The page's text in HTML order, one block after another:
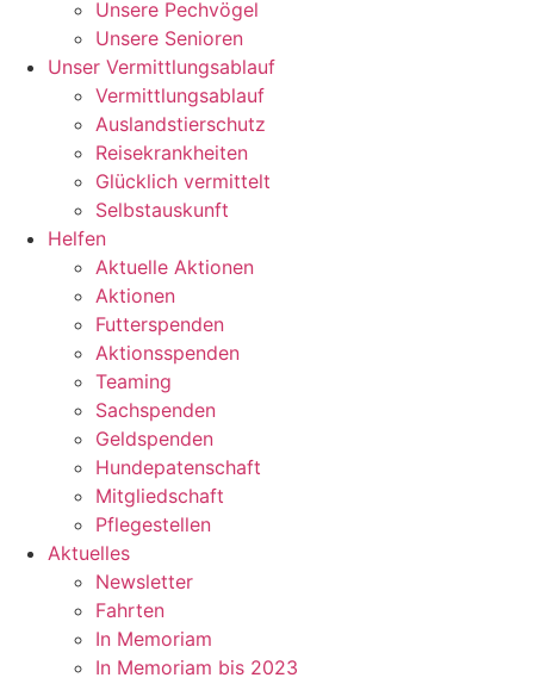
Unsere Pechvögel
Unsere Senioren
Unser Vermittlungsablauf
Vermittlungsablauf
Auslandstierschutz
Reisekrankheiten
Glücklich vermittelt
Selbstauskunft
Helfen
Aktuelle Aktionen
Aktionen
Futterspenden
Aktionsspenden
Teaming
Sachspenden
Geldspenden
Hundepatenschaft
Mitgliedschaft
Pflegestellen
Aktuelles
Newsletter
Fahrten
In Memoriam
In Memoriam bis 2023